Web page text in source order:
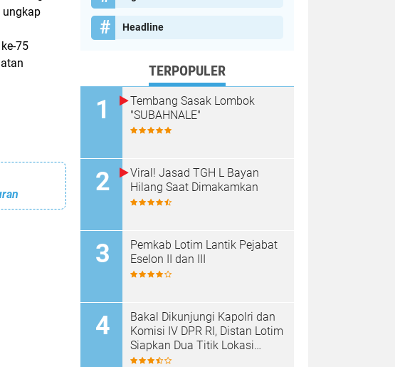
ungkap
75
Headline
TERPOPULER
Tembang Sasak Lombok
"SUBAHNALE"
Viral! Jasad TGH L Bayan
Hilang Saat Dimakamkan
Pemkab Lotim Lantik Pejabat
Eselon II dan III
Bakal Dikunjungi Kapolri dan
Komisi IV DPR RI, Distan Lotim
Siapkan Dua Titik Lokasi
Panen Raya Bawang Putih